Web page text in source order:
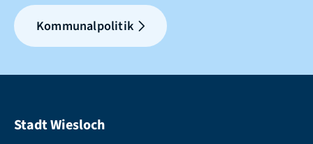
Kommunalpolitik
Stadt Wiesloch